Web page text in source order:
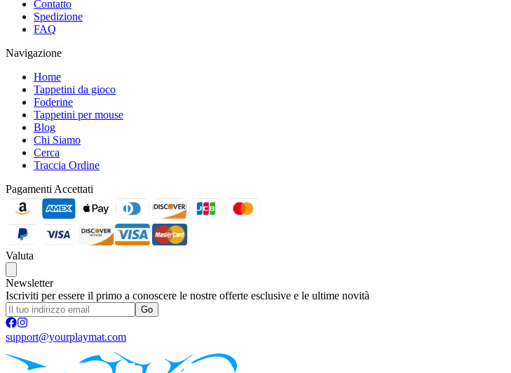
Contatto
Spedizione
FAQ
Navigazione
Home
Tappetini da gioco
Foderine
Tappetini per mouse
Blog
Chi Siamo
Cerca
Traccia Ordine
Pagamenti Accettati
Valuta
Newsletter
Iscriviti per essere il primo a conoscere le nostre offerte esclusive e le ultime novità
Go
support@yourplaymat.com